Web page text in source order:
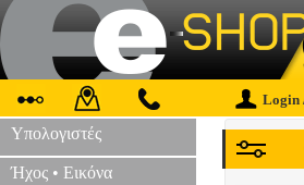
Login
Υπολογιστές
Ήχος • Εικόνα